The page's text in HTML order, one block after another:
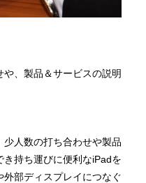
、製品＆サービスの説明
人数の打ち合わせや製品
持ち運びに便利なiPadを
部ディスプレイにつなぐ